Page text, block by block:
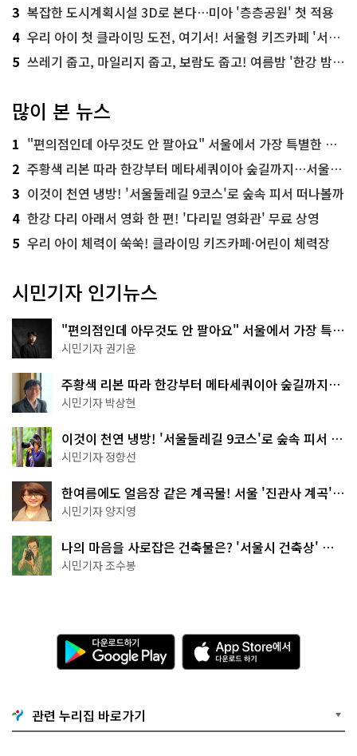
3 복잡한 도시계획시설 3D로 본다…미아 '층층공원' 첫 적용
4 우리 아이 첫 클라이밍 도전, 여기서! 서울형 키즈카페 '서울가족플라자점'
5 쓰레기 줍고, 마일리지 줍고, 보람도 줍고! 여름밤 '한강 밤마실 줍깅'
많이 본 뉴스
1 "편의점인데 아무것도 안 팔아요" 서울에서 가장 특별한 편의점의 정체
2 주황색 리본 따라 한강부터 메타세쿼이아 숲길까지…서울둘레길 15코스
3 이것이 천연 냉방! '서울둘레길 9코스'로 숲속 피서 떠나볼까
4 한강 다리 아래서 영화 한 편! '다리밑 영화관' 무료 상영
5 우리 아이 체력이 쑥쑥! 클라이밍 키즈카페·어린이 체력장
시민기자 인기뉴스
"편의점인데 아무것도 안 팔아요" 서울에서 가장 특별
한 편의점의 정체
시민기자 권기윤
주황색 리본 따라 한강부터 메타세쿼이아 숲길까지…
서울둘레길 15코스
시민기자 박상현
이것이 천연 냉방! '서울둘레길 9코스'로 숲속 피서 떠
나볼까
시민기자 정향선
한여름에도 얼음장 같은 계곡물! 서울 '진관사 계곡'이
천국이네~
시민기자 양지영
나의 마음을 사로잡은 건축물은? '서울시 건축상' 수
상작 공개!
시민기자 조수봉
다
운
로
기
G
o
A
p
p
e
관련 누리집 바로가기